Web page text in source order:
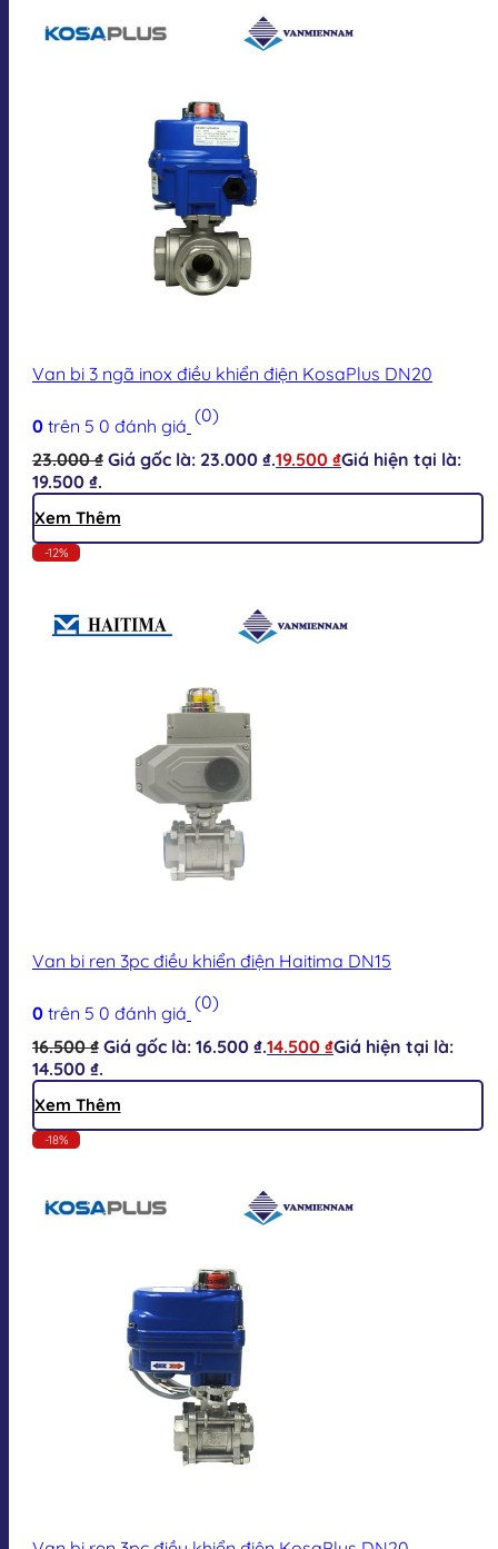
Van bi 3 ngã inox điều khiển điện KosaPlus DN20
0 trên 5 0 đánh giá (0)
23.000₫ Giá gốc là: 23.000 ₫.19.500 ₫Giá hiện tại là:
19.500 ₫.
Xem Thêm
-12%
Van bi ren 3pc điều khiển điện Haitima DN15
0 trên 5 0 đánh giá (0)
16.500₫ Giá gốc là: 16.500 ₫.14.500 ₫Giá hiện tại là:
14.500 ₫.
Xem Thêm
-18%